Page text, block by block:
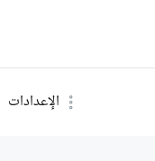
الإعدادات